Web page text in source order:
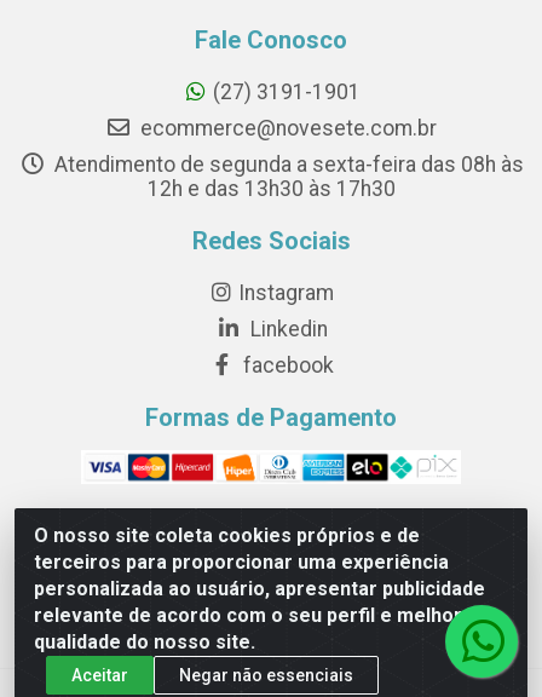
O nosso site coleta cookies próprios e de
terceiros para proporcionar uma experiência
personalizada ao usuário, apresentar publicidade
relevante de acordo com o seu perfil e melhorar a
qualidade do nosso site.
Aceitar Negar não essenciais
Fale Conosco
(27) 3191-1901
ecommerce@novesete.com.br
Atendimento de segunda a sexta-feira das 08h às
12h e das 13h30 às 17h30
Redes Sociais
Instagram
Linkedin
facebook
Formas de Pagamento
Novesete Distribuidora LTDA - Avenida Setecentos, S/N,
Terminal Intermodal da Serra, Serra/ES - CEP 29161-414 -
CNPJ 29.479.604/0001-44